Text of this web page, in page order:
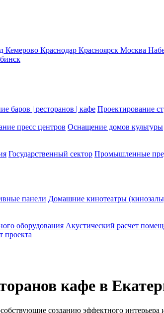
Кемерово Краснодар Красноярск Москва
баров | ресторанов | кафе Проектирование
пресс центров Оснащение домов культуры
Государственный сектор Промышленные
панели Домашние кинотеатры
оборудования Акустический расчет
проекта
кафе в
созданию эффектного интерьера